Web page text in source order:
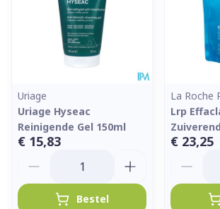
Uriage
Uriage Hyseac
Reinigende Gel 150ml
€ 15,83
Bestel
La Roche
Lrp
€ 23,25